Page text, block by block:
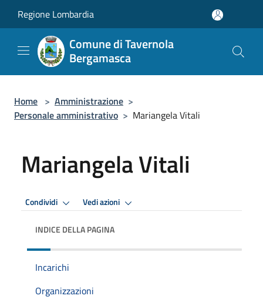
Regione Lombardia
Comune di Tavernola
Bergamasca
Home > Amministrazione >
Personale amministrativo > Mariangela Vitali
Mariangela Vitali
Condividi Vedi azioni
INDICE DELLA PAGINA
Incarichi
Organizzazioni